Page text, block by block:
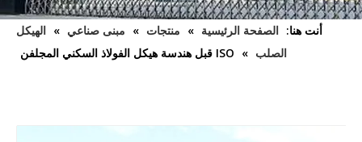
أنت هنا: الصفحة الرئيسية » منتجات » مبنى صناعي » الهيكل
الصلب » ISO قبل هندسة هيكل الفولاذ السكني المجلفن